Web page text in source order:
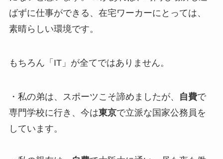
ばずに仕事ができる、在宅ワーカーにとっては、
素晴らしい環境です。
もちろん「IT」が全てではありません。
・私の弟は、スポーツこそ諦めましたが、 自費で
専門学校に行き、今は東京で立派な国家公務員を
しています。